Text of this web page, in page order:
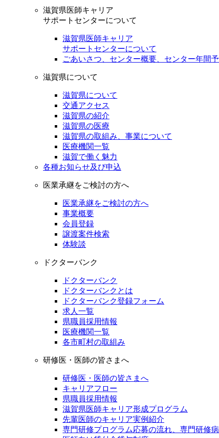
滋賀県医師キャリア
サポートセンターについて
滋賀県医師キャリア
サポートセンターについて
ごあいさつ、センター概要、センター年間
滋賀県について
滋賀県について
交通アクセス
滋賀県の紹介
滋賀県の医療
滋賀県の取組み、事業について
医療機関一覧
滋賀で働く魅力
各種お知らせ及び申込
医業承継をご検討の方へ
医業承継をご検討の方へ
事業概要
会員登録
譲渡案件検索
体験談
ドクターバンク
ドクターバンク
ドクターバンクとは
ドクターバンク登録フォーム
求人一覧
県職員採用情報
医療機関一覧
各市町村の取組み
研修医・医師の皆さまへ
研修医・医師の皆さまへ
キャリアフロー
県職員採用情報
滋賀県医師キャリア形成プログラム
先輩医師のキャリア実例紹介
専門研修プログラム応募の流れ、専門研修